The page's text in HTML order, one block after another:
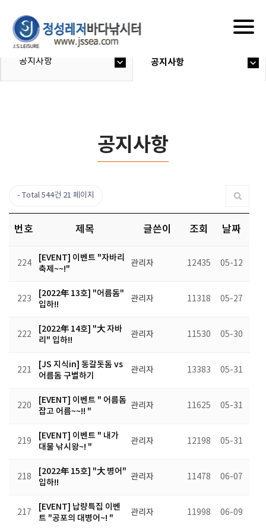
공지사항 공지사항
공지사항
Total 544건 21 페이지
번호 제목 글쓴이 조회 날짜
224
[EVENT] 이벤트 "자바리
축제~~!"
관리자 12435 05-12
223
[2022年 13호] "어름돔"
입하!!
관리자 11318 05-27
222
[2022年 14호] "大 자바
리" 입하!!
관리자 11530 05-30
221
[JS 지식in] 동갈돗돔 vs
어름돔 구별하기
관리자 13383 05-31
220
[EVENT] 이벤트 " 어름돔
잡고 어름~~!! "
관리자 11625 05-31
219
[EVENT] 이벤트 " 내가
대물 낚시왕~! "
관리자 12198 05-31
218
[2022年 15호] "大 병어"
입하!!
관리자 11478 06-07
217
[EVENT] 납량특집 이벤
트 "공포의 대병어~! "
관리자 11998 06-09